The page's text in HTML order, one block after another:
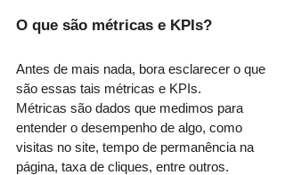
O que são métricas e KPIs?
Antes de mais nada, bora esclarecer o que
são essas tais métricas e KPIs.
Métricas são dados que medimos para
entender o desempenho de algo, como
visitas no site, tempo de permanência na
página, taxa de cliques, entre outros.